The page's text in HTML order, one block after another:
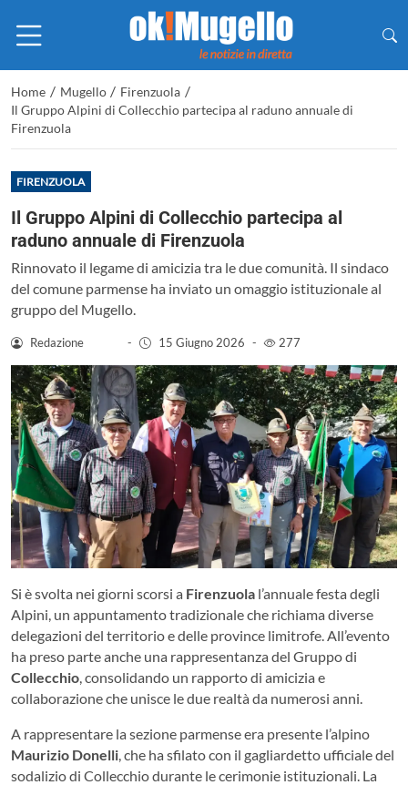
Home / Mugello / Firenzuola /
Il Gruppo Alpini di Collecchio partecipa al raduno annuale di
Firenzuola
FIRENZUOLA
Il Gruppo Alpini di Collecchio partecipa al
raduno annuale di Firenzuola
Rinnovato il legame di amicizia tra le due comunità. Il sindaco
del comune parmense ha inviato un omaggio istituzionale al
gruppo del Mugello.
Redazione - 15 Giugno 2026 - 277
Si è svolta nei giorni scorsi a Firenzuola l’annuale festa degli
Alpini, un appuntamento tradizionale che richiama diverse
delegazioni del territorio e delle province limitrofe. All’evento
ha preso parte anche una rappresentanza del Gruppo di
Collecchio , consolidando un rapporto di amicizia e
collaborazione che unisce le due realtà da numerosi anni.
A rappresentare la sezione parmense era presente l’alpino
Maurizio Donelli , che ha sfilato con il gagliardetto ufficiale del
sodalizio di Collecchio durante le cerimonie istituzionali. La